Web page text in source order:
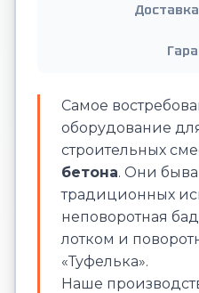
Cамое
оборудование
строительных
бетона. Они
традиционных
неповоротная
лотком и
«Туфелька».
Наше